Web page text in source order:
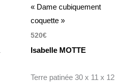
« Dame cubiquement
coquette »
520€
Isabelle MOTTE
Terre patinée 30 x 11 x 12